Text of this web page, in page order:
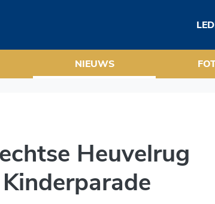
NIEUWS
Heuvelrug